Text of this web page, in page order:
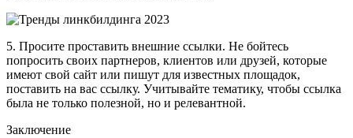
5. Просите проставить внешние ссылки. Не бойтесь
попросить своих партнеров, клиентов или друзей, которые
имеют свой сайт или пишут для известных площадок,
поставить на вас ссылку. Учитывайте тематику, чтобы ссылка
была не только полезной, но и релевантной.
Заключение